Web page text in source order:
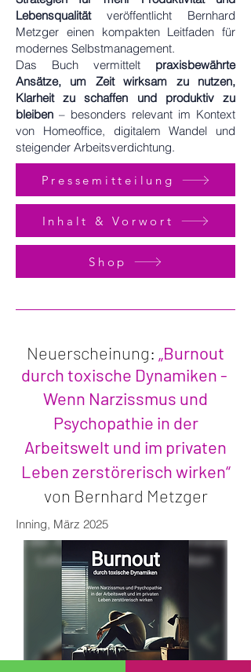
Lebensqualitätveröffentlicht Bernhard
Metzger einen kompakten Leitfaden für
modernes Selbstmanagement.
Das Buch vermittelt praxisbewährte
Ansätze, um Zeit wirksam zu nutzen,
Klarheit zu schaffen und produktiv zu
bleiben – besonders relevant im Kontext
von Homeoffice, digitalem Wandel und
steigender Arbeitsverdichtung.
Pressemitteilung
Inhalt & Vorwort
Shop
Neuerscheinung: Burnout
durch toxische Dynamiken -
Wenn Narzissmus und
Psychopathie in der
Arbeitswelt und im privaten
Leben zerstörerisch wirken“
von Bernhard Metzger
Inning, März 2025